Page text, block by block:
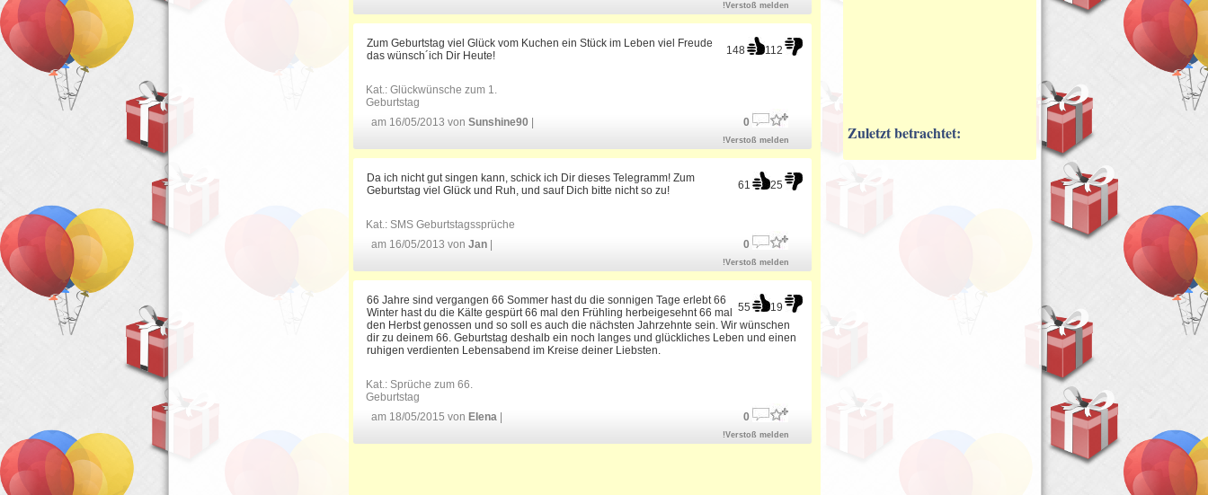
!Verstoß melden
148 112
Zum Geburtstag viel Glück vom Kuchen ein Stück im Leben viel Freude
das wünsch´ich Dir Heute!
Kat.: Glückwünsche zum 1.
Geburtstag
am 16/05/2013 von Sunshine90 0
!Verstoß melden
61 25
Da ich nicht gut singen kann, schick ich Dir dieses Telegramm! Zum
Geburtstag viel Glück und Ruh, und sauf Dich bitte nicht so zu!
Kat.: SMS Geburtstagssprüche
am 16/05/2013 von Jan 0
!Verstoß melden
55 19
66 Jahre sind vergangen 66 Sommer hast du die sonnigen Tage erlebt 66
Winter hast du die Kälte gespürt 66 mal den Frühling herbeigesehnt 66 mal
den Herbst genossen und so soll es auch die nächsten Jahrzehnte sein. Wir wünschen
dir zu deinem 66. Geburtstag deshalb ein noch langes und glückliches Leben und einen
ruhigen verdienten Lebensabend im Kreise deiner Liebsten.
Kat.: Sprüche zum 66.
Geburtstag
am 18/05/2015 von Elena 0
!Verstoß melden
Zuletzt betrachtet: